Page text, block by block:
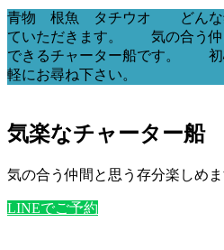
青物 根魚 タチウオ どんな釣
ていただきます。 気の合う仲
できるチャーター船です。 初
軽にお尋ね下さい。
気楽なチャーター船
気の合う仲間と思う存分楽しめ
LINEでご予約